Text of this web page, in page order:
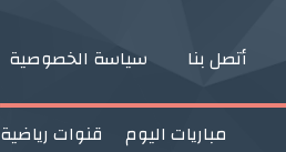
أتصل بنا سياسة الخصوصية
قنوات رياضية مباريات اليوم